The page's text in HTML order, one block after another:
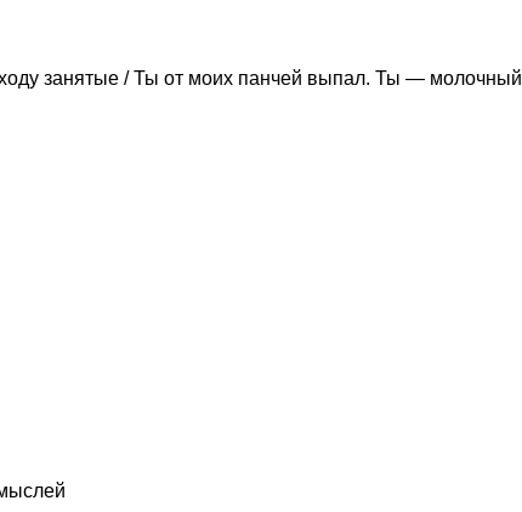
занятые / Ты от моих панчей выпал. Ты —